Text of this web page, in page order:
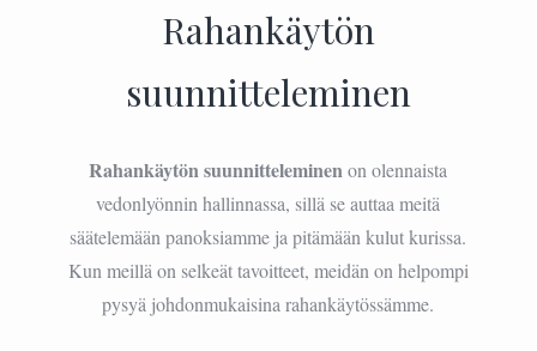
Rahankäytön
suunnitteleminen
Rahankäytön suunnitteleminenon olennaista
vedonlyönnin hallinnassa, sillä se auttaa meitä
säätelemään panoksiamme ja pitämään kulut kurissa.
Kun meillä on selkeät tavoitteet, meidän on helpompi
pysyä johdonmukaisina rahankäytössämme.